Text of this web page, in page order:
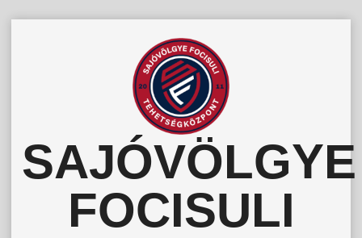
SAJÓVÖLGYE
FOCISULI